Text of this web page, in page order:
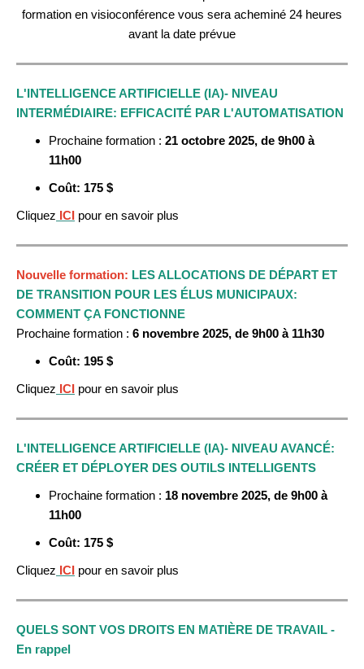
formation en visioconférence vous sera acheminé 24 heures
avant la date prévue
L'INTELLIGENCE ARTIFICIELLE (IA)- NIVEAU
INTERMÉDIAIRE: EFFICACITÉ PAR L'AUTOMATISATION
Prochaine formation : 21 octobre 2025, de 9h00 à
11h00
Coût: 175 $
Cliquez ICI pour en savoir plus
Nouvelle formation: LES ALLOCATIONS DE DÉPART ET
DE TRANSITION POUR LES ÉLUS MUNICIPAUX:
COMMENT ÇA FONCTIONNE
Prochaine formation : 6 novembre 2025, de 9h00 à 11h30
Coût: 195 $
Cliquez ICI pour en savoir plus
L'INTELLIGENCE ARTIFICIELLE (IA)- NIVEAU AVANCÉ:
CRÉER ET DÉPLOYER DES OUTILS INTELLIGENTS
Prochaine formation : 18 novembre 2025, de 9h00 à
11h00
Coût: 175 $
Cliquez ICI pour en savoir plus
QUELS SONT VOS DROITS EN MATIÈRE DE TRAVAIL -
En rappel